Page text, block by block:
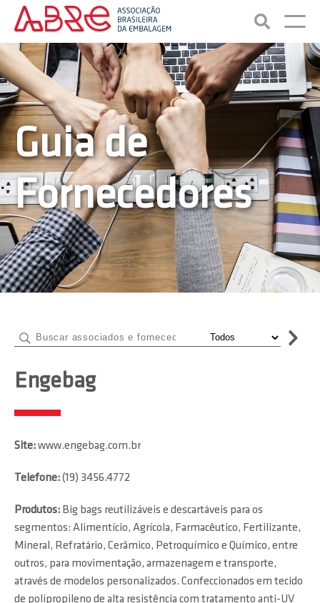
Guia de
Fornecedores
Engebag
Site:www.engebag.com.br
Telefone:(19) 3456.4772
Produtos: Big bags reutilizáveis e descartáveis para os
segmentos: Alimentício, Agrícola, Farmacêutico, Fertilizante,
Mineral, Refratário, Cerâmico, Petroquímico e Químico, entre
outros, para movimentação, armazenagem e transporte,
através de modelos personalizados. Confeccionados em tecido
de polipropileno de alta resistência com tratamento anti-UV